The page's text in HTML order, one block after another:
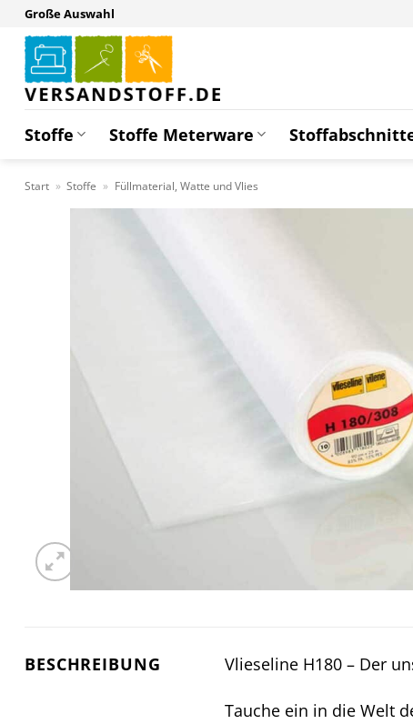
Zum
Inhalt
springen
Große Auswahl
Stoffe Stoffe Meterware
Start » Stoffe » Füllmaterial, Watte und Vlies
BESCHREIBUNG Vlieseline H180 – Der
Tauche ein in die Welt